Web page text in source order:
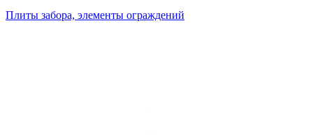
Плиты забора, элементы ограждений